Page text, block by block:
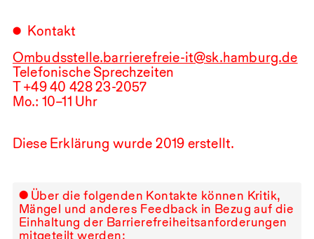
Kontakt
Ombudsstelle.barrierefreie-it@sk.hamburg.de
Telefonische Sprechzeiten
T +4940 42823-2057
Mo.: 10–11 Uhr
Diese Erklärung wurde 2019 erstellt.
Über die folgenden Kontakte können Kritik,
Mängel und anderes Feedback in Bezug auf die
Einhaltung der Barrierefreiheitsanforderungen
mitgeteilt werden: